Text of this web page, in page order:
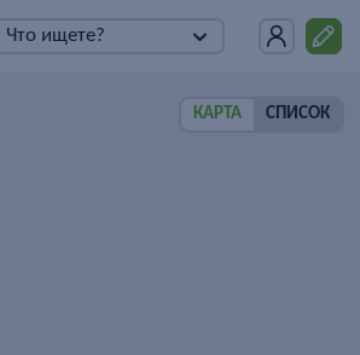
Что ищете?
КАРТА СПИСОК